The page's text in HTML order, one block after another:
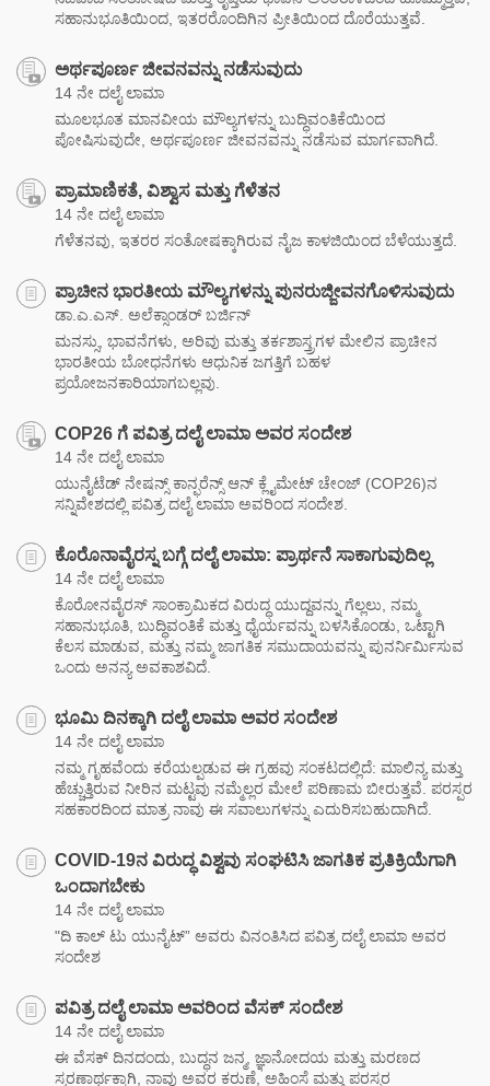
ಸಹಾನುಭೂತಿಯಿಂದ, ಇತರರೊಂದಿಗಿನ ಪ್ರೀತಿಯಿಂದ ದೊರೆಯುತ್ತವೆ.
ಅರ್ಥಪೂರ್ಣ ಜೀವನವನ್ನು ನಡೆಸುವುದು
14 ನೇ ದಲೈ ಲಾಮಾ
ಮೂಲಭೂತ ಮಾನವೀಯ ಮೌಲ್ಯಗಳನ್ನು ಬುದ್ಧಿವಂತಿಕೆಯಿಂದ
ಪೋಷಿಸುವುದೇ, ಅರ್ಥಪೂರ್ಣ ಜೀವನವನ್ನು ನಡೆಸುವ ಮಾರ್ಗವಾಗಿದೆ.
ಪ್ರಾಮಾಣಿಕತೆ, ವಿಶ್ವಾಸ ಮತ್ತು ಗೆಳೆತನ
14 ನೇ ದಲೈ ಲಾಮಾ
ಗೆಳೆತನವು, ಇತರರ ಸಂತೋಷಕ್ಕಾಗಿರುವ ನೈಜ ಕಾಳಜಿಯಿಂದ ಬೆಳೆಯುತ್ತದೆ.
ಪ್ರಾಚೀನ ಭಾರತೀಯ ಮೌಲ್ಯಗಳನ್ನು ಪುನರುಜ್ಜೀವನಗೊಳಿಸುವುದು
ಡಾ.ಎ.ಎಸ್. ಅಲೆಕ್ಸಾಂಡರ್ ಬರ್ಜಿನ್
ಮನಸ್ಸು, ಭಾವನೆಗಳು, ಅರಿವು ಮತ್ತು ತರ್ಕಶಾಸ್ತ್ರಗಳ ಮೇಲಿನ ಪ್ರಾಚೀನ
ಭಾರತೀಯ ಬೋಧನೆಗಳು ಆಧುನಿಕ ಜಗತ್ತಿಗೆ ಬಹಳ
ಪ್ರಯೋಜನಕಾರಿಯಾಗಬಲ್ಲವು.
COP26 ಗೆ ಪವಿತ್ರ ದಲೈ ಲಾಮಾ ಅವರ ಸಂದೇಶ
14 ನೇ ದಲೈ ಲಾಮಾ
ಯುನೈಟೆಡ್ ನೇಷನ್ಸ್ ಕಾನ್ಫರೆನ್ಸ್ ಆನ್ ಕ್ಲೈಮೇಟ್ ಚೇಂಜ್ (COP26)ನ
ಸನ್ನಿವೇಶದಲ್ಲಿ ಪವಿತ್ರ ದಲೈ ಲಾಮಾ ಅವರಿಂದ ಸಂದೇಶ.
ಕೊರೊನಾವೈರಸ್ನ ಬಗ್ಗೆ ದಲೈ ಲಾಮಾ: ಪ್ರಾರ್ಥನೆ ಸಾಕಾಗುವುದಿಲ್ಲ
14 ನೇ ದಲೈ ಲಾಮಾ
ಕೊರೋನವೈರಸ್ ಸಾಂಕ್ರಾಮಿಕದ ವಿರುದ್ಧ ಯುದ್ದವನ್ನು ಗೆಲ್ಲಲು, ನಮ್ಮ
ಸಹಾನುಭೂತಿ, ಬುದ್ಧಿವಂತಿಕೆ ಮತ್ತು ಧೈರ್ಯವನ್ನು ಬಳಸಿಕೊಂಡು, ಒಟ್ಟಾಗಿ
ಕೆಲಸ ಮಾಡುವ, ಮತ್ತು ನಮ್ಮ ಜಾಗತಿಕ ಸಮುದಾಯವನ್ನು ಪುನರ್ನಿರ್ಮಿಸುವ
ಒಂದು ಅನನ್ಯ ಅವಕಾಶವಿದೆ.
ಭೂಮಿ ದಿನಕ್ಕಾಗಿ ದಲೈ ಲಾಮಾ ಅವರ ಸಂದೇಶ
14 ನೇ ದಲೈ ಲಾಮಾ
ನಮ್ಮ ಗೃಹವೆಂದು ಕರೆಯಲ್ಪಡುವ ಈ ಗ್ರಹವು ಸಂಕಟದಲ್ಲಿದೆ: ಮಾಲಿನ್ಯ ಮತ್ತು
ಹೆಚ್ಚುತ್ತಿರುವ ನೀರಿನ ಮಟ್ಟವು ನಮ್ಮೆಲ್ಲರ ಮೇಲೆ ಪರಿಣಾಮ ಬೀರುತ್ತವೆ. ಪರಸ್ಪರ
ಸಹಕಾರದಿಂದ ಮಾತ್ರ ನಾವು ಈ ಸವಾಲುಗಳನ್ನು ಎದುರಿಸಬಹುದಾಗಿದೆ.
COVID-19ನ ವಿರುದ್ಧ ವಿಶ್ವವು ಸಂಘಟಿಸಿ ಜಾಗತಿಕ ಪ್ರತಿಕ್ರಿಯೆಗಾಗಿ
ಒಂದಾಗಬೇಕು
14 ನೇ ದಲೈ ಲಾಮಾ
"ದಿ ಕಾಲ್ ಟು ಯುನೈಟ್” ಅವರು ವಿನಂತಿಸಿದ ಪವಿತ್ರ ದಲೈ ಲಾಮಾ ಅವರ
ಸಂದೇಶ
ಪವಿತ್ರ ದಲೈ ಲಾಮಾ ಅವರಿಂದ ವೆಸಕ್ ಸಂದೇಶ
14 ನೇ ದಲೈ ಲಾಮಾ
ಈ ವೆಸಕ್ ದಿನದಂದು, ಬುದ್ಧನ ಜನ್ಮ, ಜ್ಞಾನೋದಯ ಮತ್ತು ಮರಣದ
ಸ್ಮರಣಾರ್ಥಕ್ಕಾಗಿ, ನಾವು ಅವರ ಕರುಣೆ, ಅಹಿಂಸೆ ಮತ್ತು ಪರಸ್ಪರ